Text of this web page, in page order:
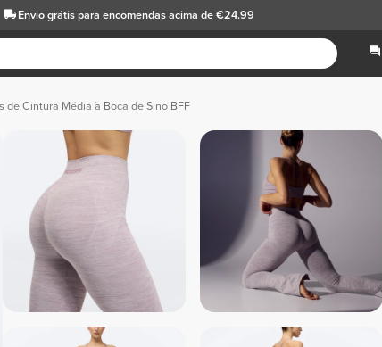
Envio grátispara encomendas acima de €24.99
de Cintura Média à Boca de Sino BFF